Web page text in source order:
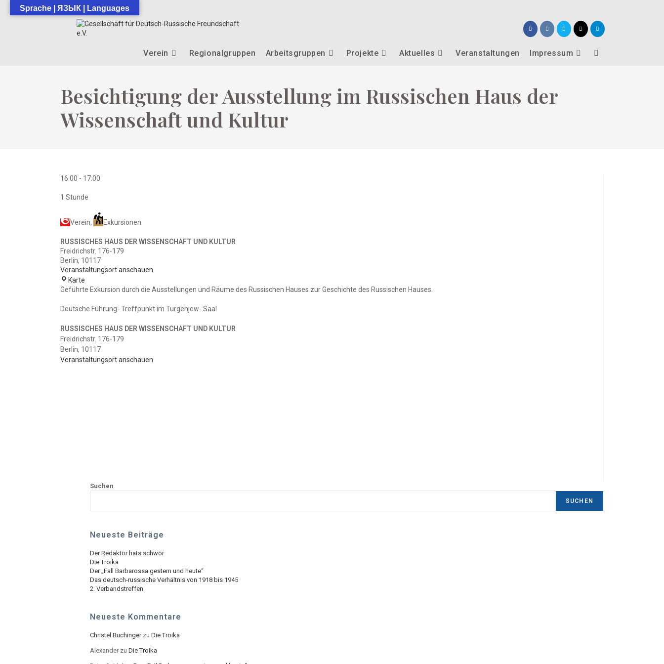
Verein Regionalgruppen Arbeitsgruppen Projekte Aktuelles Veranstaltungen Impressum
Besichtigung der Ausstellung im Russischen Haus der
Wissenschaft und Kultur
16:00 - 17:00
1 Stunde
Verein, Exkursionen
RUSSISCHES HAUS DER WISSENSCHAFT UND KULTUR
Freidrichstr. 176-179
Berlin, 10117
Veranstaltungsort anschauen
Karte
HAUS
WISSENSCHAFT
KULTUR
Geführte Exkursion durch die Ausstellungen und Räume des Russischen Hauses zur Geschichte des Russischen Hauses.
Deutsche Führung- Treffpunkt im Turgenjew- Saal
RUSSISCHES HAUS DER WISSENSCHAFT UND KULTUR
Freidrichstr. 176-179
Berlin, 10117
Veranstaltungsort anschauen
Suchen
SUCHEN
Neueste Beiträge
Der Redaktör hats schwör
Die Troika
Der „Fall Barbarossa gestern und heute“
Das deutsch-russische Verhältnis von 1918 bis 1945
2. Verbandstreffen
Neueste Kommentare
Christel Buchingerzu Die Troika
Alexanderzu Die Troika
Sprache | ЯЗЫК | Languages